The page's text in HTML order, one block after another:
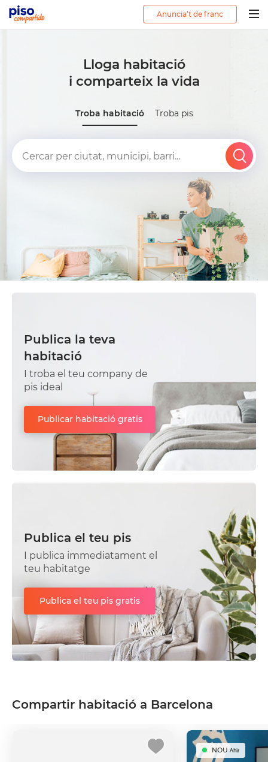
Anuncia’t de franc
Lloga habitació
i comparteix la vida
Troba habitació Troba pis
Publica la teva
habitació
I troba el teu company de
pis ideal
Publicar habitació gratis
Publica el teu pis
I publica immediatament el
teu habitatge
Publica el teu pis gratis
Compartir habitació a Barcelona
NOUAhir